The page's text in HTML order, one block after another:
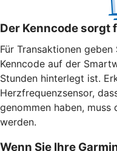
Der Kenncode sorgt
Für Transaktionen
Kenncode auf der
Stunden hinterlegt ist.
Herzfrequenzsensor,
genommen haben, muss
werden.
Wenn Sie Ihre